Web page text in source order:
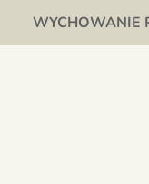
WYCHOWANIE